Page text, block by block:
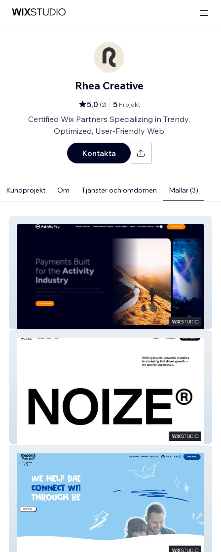
Rhea Creative
5,0 (2) 5 Projekt
Certified Wix Partners Specializing in Trendy,
Optimized, User-Friendly Web
Kontakta
Kundprojekt Om Tjänster och omdömen Mallar (3)